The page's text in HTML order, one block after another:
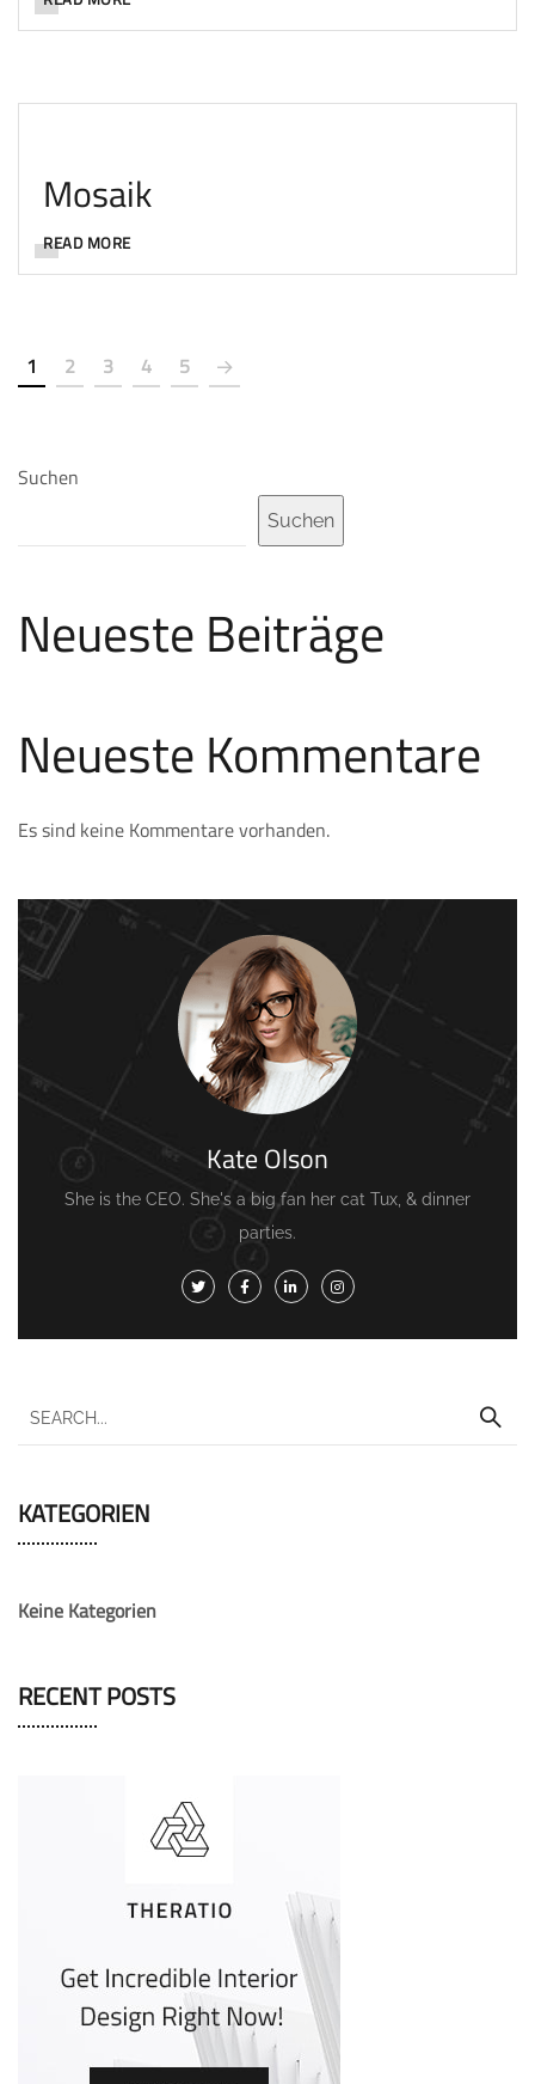
Mosaik
READ MORE
1 2 3 4 5
Suchen
Suchen
Neueste Beiträge
Neueste Kommentare
Es sind keine Kommentare vorhanden.
Kate Olson
She is the CEO. She's a big fan her cat Tux, & dinner
parties.
KATEGORIEN
Keine Kategorien
RECENT POSTS